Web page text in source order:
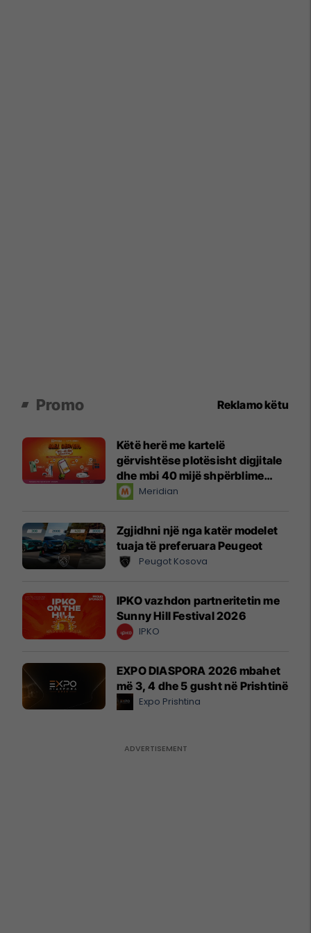
Promo Reklamo këtu
Këtë herë me kartelë
gërvishtëse plotësisht digjitale
dhe mbi 40 mijë shpërblime
instant!Meridian
Zgjidhni një nga katër modelet
tuaja të preferuara Peugeot
Peugot Kosova
IPKO vazhdon partneritetin me
Sunny Hill Festival 2026
IPKO
EXPO DIASPORA 2026 mbahet
më 3, 4 dhe 5 gusht në Prishtinë
Expo Prishtina